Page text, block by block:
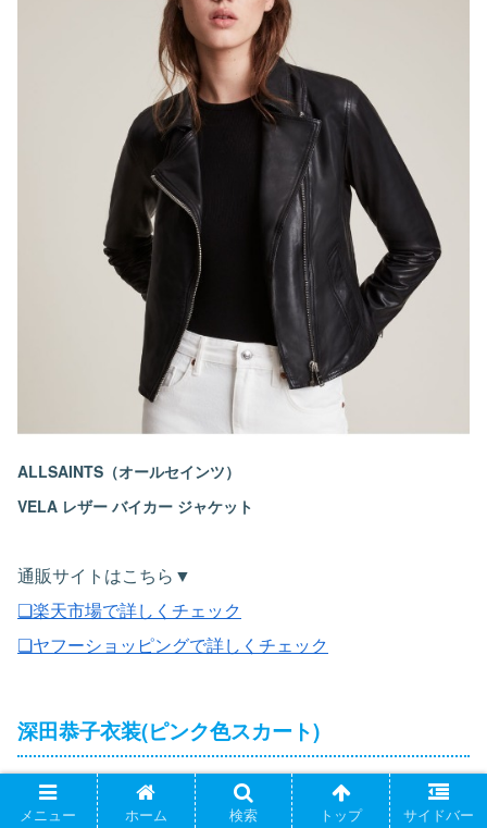
ALLSAINTS（オールセインツ）
VELA レザー バイカー ジャケット
通販サイトはこちら▼
❏楽天市場で詳しくチェック
❏ヤフーショッピングで詳しくチェック
深田恭子衣装(ピンク色スカート)
メニュー ホーム 検索 トップ サイドバー